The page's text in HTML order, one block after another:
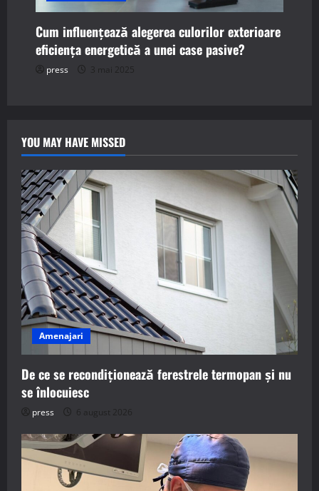
Cum influențează alegerea culorilor exterioare
eficiența energetică a unei case pasive?
press 3 mai 2025
YOU MAY HAVE MISSED
Amenajari
De ce se recondiționează ferestrele termopan și nu
se înlocuiesc
press 6 august 2026